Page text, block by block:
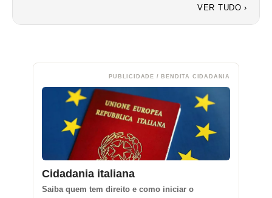
VER TUDO ›
PUBLICIDADE / BENDITA CIDADANIA
Cidadania italiana
Saiba quem tem direito e como iniciar o